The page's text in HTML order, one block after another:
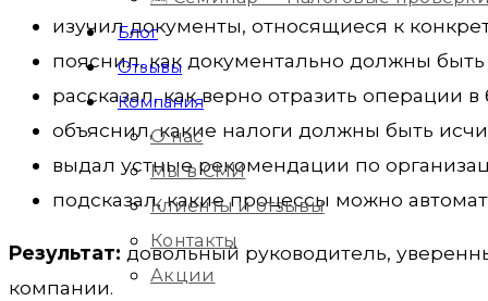
Блог
Отзывы
Компания
О нас
Мы в СМИ
Клиенты и отзывы
Контакты
Акции
изучил документы, относящиеся к
пояснил, как документально должны
рассказал, как верно отразить операции в
объяснил, какие налоги должны быть
выдал устные рекомендации по
подсказал, какие процессы можно
Результат: довольный руководитель,
компании.